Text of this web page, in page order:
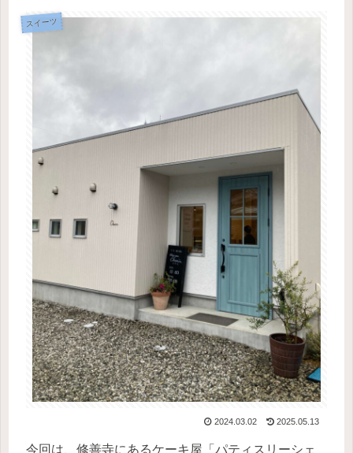
スイーツ
2024.03.02 2025.05.13
今回は、修善寺にあるケーキ屋「パティスリーシェ